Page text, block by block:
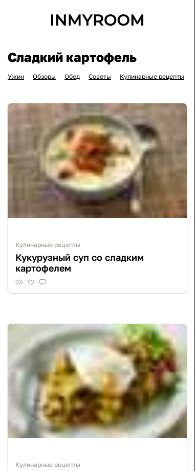
Сладкий картофель
Ужин Обзоры Обед Советы Кулинарные рецепты
Кулинарные рецепты
Кукурузный суп со сладким
картофелем
Кулинарные рецепты